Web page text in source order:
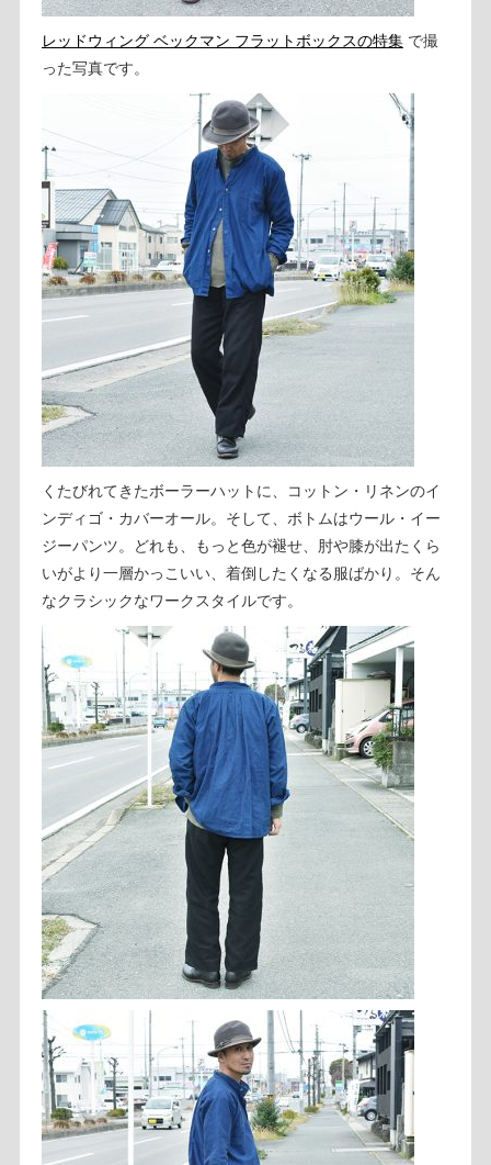
レッドウィング ベックマン フラットボックスの特集で撮
った写真です。
くたびれてきたボーラーハットに、コットン・リネンのイ
ンディゴ・カバーオール。そして、ボトムはウール・イー
ジーパンツ。どれも、もっと色が褪せ、肘や膝が出たくら
いがより一層かっこいい、着倒したくなる服ばかり。そん
なクラシックなワークスタイルです。